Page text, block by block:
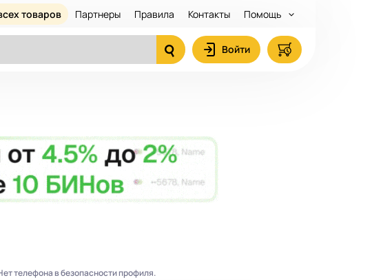
товаров Партнеры Правила Контакты Помощь
Войти
телефона в безопасности профиля.